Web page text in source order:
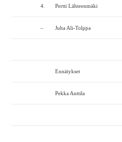
4. Pertti Lähteenmäki
– Juha Ali-Tolppa
Ennätykset
Pekka Anttila